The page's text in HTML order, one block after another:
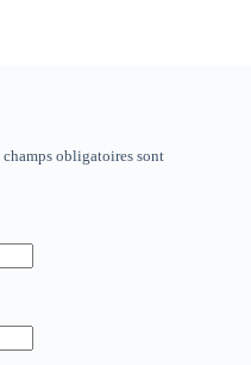
champs obligatoires sont